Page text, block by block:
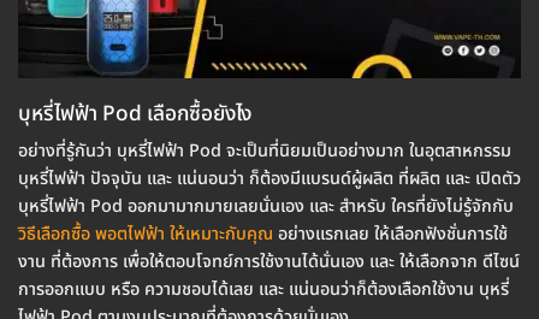
บุหรี่ไฟฟ้า Pod เลือกซื้อยังไง
อย่างที่รู้กันว่า บุหรี่ไฟฟ้า Pod จะเป็นที่นิยมเป็นอย่างมาก ในอุตสาหกรรม
บุหรี่ไฟฟ้า ปัจจุบัน และ แน่นอนว่า ก็ต้องมีแบรนด์ผู้ผลิต ที่ผลิต และ เปิดตัว
บุหรี่ไฟฟ้า Pod ออกมามากมายเลยนั่นเอง และ สำหรับ ใครที่ยังไม่รู้จักกับ
วิธีเลือกซื้อ พอตไฟฟ้า ให้เหมาะกับคุณ อย่างแรกเลย ให้เลือกฟังชั่นการใช้
งาน ที่ต้องการ เพื่อให้ตอบโจทย์การใช้งานได้นั่นเอง และ ให้เลือกจาก ดีไซน์
การออกแบบ หรือ ความชอบได้เลย และ แน่นอนว่าก็ต้องเลือกใช้งาน บุหรี่